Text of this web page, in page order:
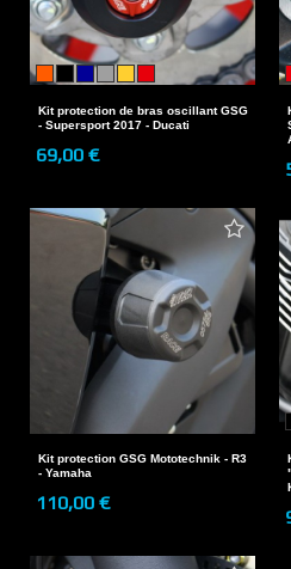
Kit protection de bras oscillant GSG
- Supersport 2017 - Ducati
69,00 €
Kit protection GSG Mototechnik - R3
- Yamaha
110,00 €